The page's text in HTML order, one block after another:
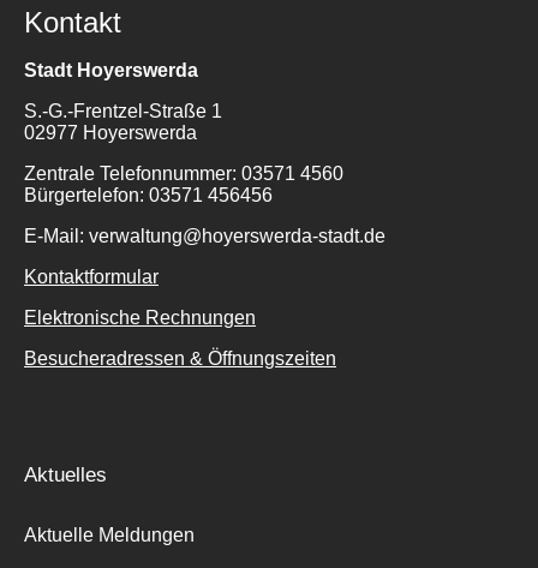
Kontakt
Stadt Hoyerswerda
S.-G.-Frentzel-Straße 1
02977 Hoyerswerda
Zentrale Telefonnummer: 03571 4560
Bürgertelefon: 03571 456456
E-Mail: verwaltung@hoyerswerda-stadt.de
Kontaktformular
Elektronische Rechnungen
Besucheradressen & Öffnungszeiten
Aktuelles
Aktuelle Meldungen